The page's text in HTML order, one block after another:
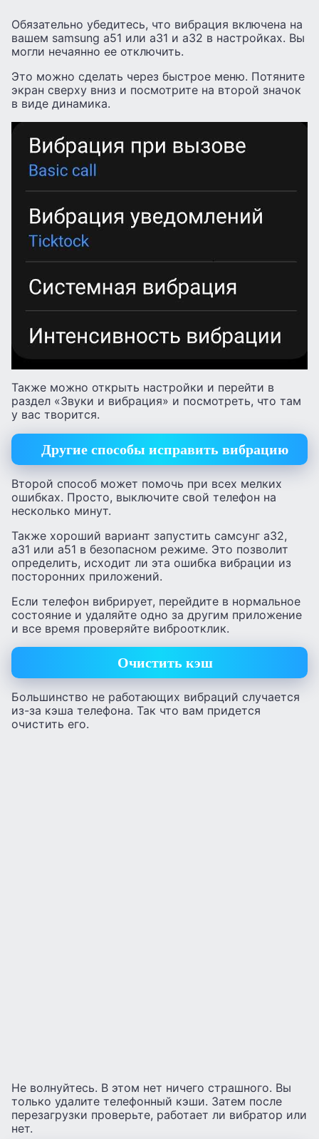
Обязательно убедитесь, что вибрация включена на
вашем samsung a51 или a31 и a32 в настройках. Вы
могли нечаянно ее отключить.
Это можно сделать через быстрое меню. Потяните
экран сверху вниз и посмотрите на второй значок
в виде динамика.
Также можно открыть настройки и перейти в
раздел «Звуки и вибрация» и посмотреть, что там
у вас творится.
Другие способы исправить вибрацию
Второй способ может помочь при всех мелких
ошибках. Просто, выключите свой телефон на
несколько минут.
Также хороший вариант запустить самсунг а32,
а31 или а51 в безопасном режиме. Это позволит
определить, исходит ли эта ошибка вибрации из
посторонних приложений.
Если телефон вибрирует, перейдите в нормальное
состояние и удаляйте одно за другим приложение
и все время проверяйте виброотклик.
Очистить кэш
Большинство не работающих вибраций случается
из-за кэша телефона. Так что вам придется
очистить его.
Не волнуйтесь. В этом нет ничего страшного. Вы
только удалите телефонный кэши. Затем после
перезагрузки проверьте, работает ли вибратор или
нет.